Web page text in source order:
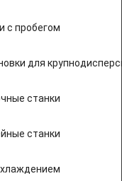
с пробегом
для
станки
станки